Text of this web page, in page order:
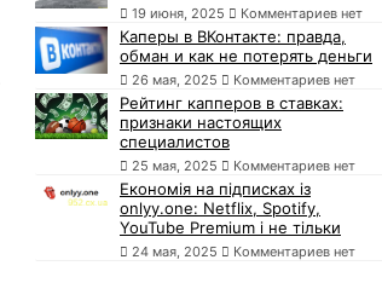
19 июня, 2025 Комментариев нет
Каперы в ВКонтакте: правда,
обман и как не потерять деньги
26 мая, 2025 Комментариев нет
Рейтинг капперов в ставках:
признаки настоящих
специалистов
25 мая, 2025 Комментариев нет
Економія на підписках із
onlyy.one: Netflix, Spotify,
YouTube Premium і не тільки
24 мая, 2025 Комментариев нет